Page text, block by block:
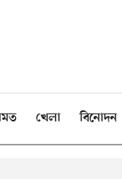
খেলা বিনোদন